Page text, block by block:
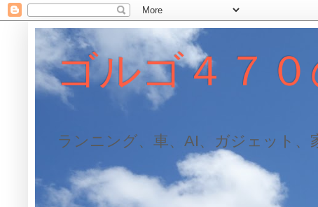
ゴルゴ４７
ランニング、車、AI、ガジェット、